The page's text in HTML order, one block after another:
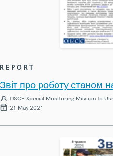
REPORT
Звіт про роботу станом
OSCE Special Monitoring Mission to
21 May 2021